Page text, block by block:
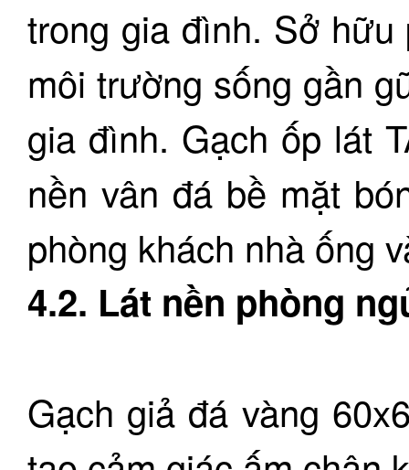
trong gia đình. Sở
môi trường sống gần
gia đình. Gạch ốp lát
nền vân đá bề mặt
phòng khách nhà ống
4.2. Lát nền phòng
Gạch giả đá vàng